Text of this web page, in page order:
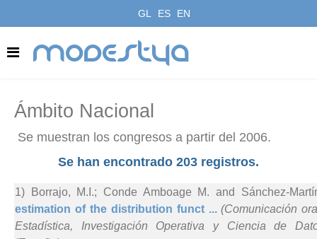
GL ES EN
modestya
Ámbito Nacional
Se muestran los congresos a partir del 2006.
Se han encontrado 203 registros.
1) Borrajo, M.I.; Conde Amboage M. and Sánchez-
estimation of the distribution funct ...(Comunicación
Estadística, Investigación Operativa y Ciencia de